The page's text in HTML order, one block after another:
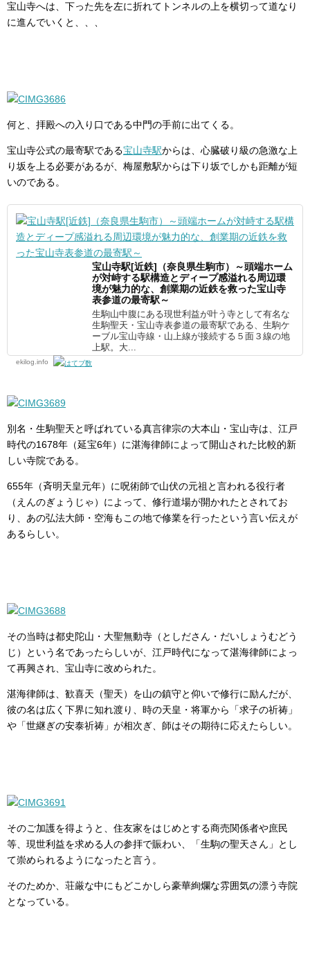
宝山寺へは、下った先を左に折れてトンネルの上を横切って道なり
に進んでいくと、、、
何と、拝殿への入り口である中門の手前に出てくる。
宝山寺公式の最寄駅である宝山寺駅からは、心臓破り級の急激な上
り坂を上る必要があるが、梅屋敷駅からは下り坂でしかも距離が短
いのである。
宝山寺駅[近鉄]（奈良県生駒市）～頭端ホーム
が対峙する駅構造とディープ感溢れる周辺環
境が魅力的な、創業期の近鉄を救った宝山寺
表参道の最寄駅～
生駒山中腹にある現世利益が叶う寺として有名な
生駒聖天・宝山寺表参道の最寄駅である、生駒ケ
ーブル宝山寺線・山上線が接続する５面３線の地
上駅。大...
ekilog.info
別名・生駒聖天と呼ばれている真言律宗の大本山・宝山寺は、江戸
時代の1678年（延宝6年）に湛海律師によって開山された比較的新
しい寺院である。
655年（斉明天皇元年）に呪術師で山伏の元祖と言われる役行者
（えんのぎょうじゃ）によって、修行道場が開かれたとされてお
り、あの弘法大師・空海もこの地で修業を行ったという言い伝えが
あるらしい。
その当時は都史陀山・大聖無動寺（としださん・だいしょうむどう
じ）という名であったらしいが、江戸時代になって湛海律師によっ
て再興され、宝山寺に改められた。
湛海律師は、歓喜天（聖天）を山の鎮守と仰いで修行に励んだが、
彼の名は広く下界に知れ渡り、時の天皇・将軍から「求子の祈祷」
や「世継ぎの安泰祈祷」が相次ぎ、師はその期待に応えたらしい。
そのご加護を得ようと、住友家をはじめとする商売関係者や庶民
等、現世利益を求める人の参拝で賑わい、「生駒の聖天さん」とし
て崇められるようになったと言う。
そのためか、荘厳な中にもどこかしら豪華絢爛な雰囲気の漂う寺院
となっている。